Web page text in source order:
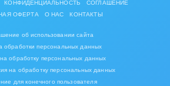
КОНФИДЕНЦИАЛЬНОСТЬ
СОГЛАШЕНИЕ
ОФЕРТА
О НАС КОНТАКТЫ
об использовании сайта
обработки персональных данных
обработку персональных данных
на обработку персональных данных
для конечного пользователя